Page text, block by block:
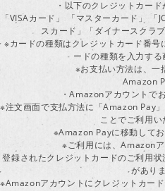
・以下のクレジットカード
「VISAカード」 「マスターカード」
スカード」「ダイナースクラ
※カードの種類はクレジットカード番号
ードの種類を入力する
※お支払い方法は、一
Amazon
・Amazonアカウントで
※注文画面で支払方法に「Amazon Pay
ことでご利用い
※Amazon Payに移動してお
※ご利用には、Amazonア
登録されたクレジットカードのご利用
がありま
※Amazonアカウントにクレジットカー